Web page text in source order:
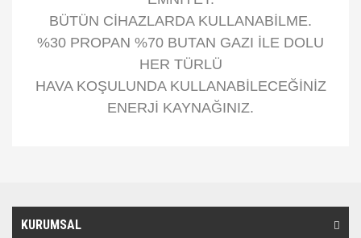
BÜTÜN CİHAZLARDA KULLANABİLME.
%30 PROPAN %70 BUTAN GAZI İLE DOLU
HER TÜRLÜ
HAVA KOŞULUNDA KULLANABİLECEĞİNİZ
ENERJİ KAYNAĞINIZ.
KURUMSAL